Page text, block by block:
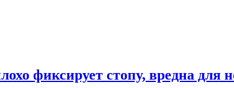
фиксирует стопу, вредна для